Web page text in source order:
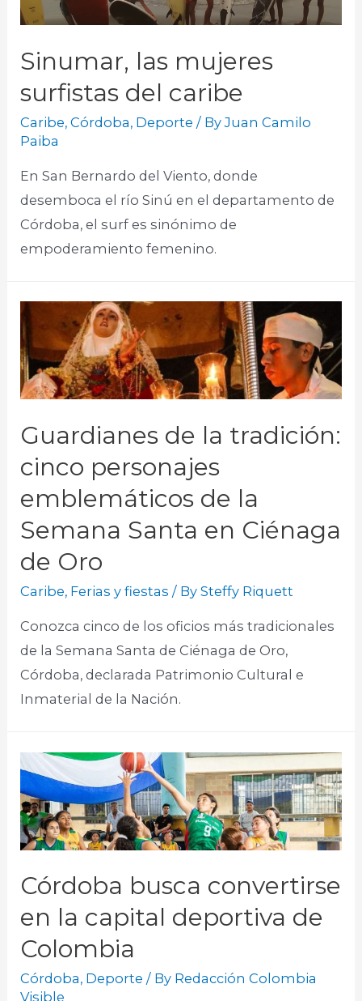
Sinumar, las mujeres
surfistas del caribe
Caribe,Córdoba, Deporte / ByJuan Camilo
Paiba
En San Bernardo del Viento, donde
desemboca el río Sinú en el departamento de
Córdoba, el surf es sinónimo de
empoderamiento femenino.
Guardianes de la tradición:
cinco personajes
emblemáticos de la
Semana Santa en Ciénaga
de Oro
Caribe, Ferias y fiestas / BySteffy Riquett
Conozca cinco de los oficios más tradicionales
de la Semana Santa de Ciénaga de Oro,
Córdoba, declarada Patrimonio Cultural e
Inmaterial de la Nación.​
Córdoba busca convertirse
en la capital deportiva de
Colombia
Córdoba, Deporte / By Redacción Colombia
Visible